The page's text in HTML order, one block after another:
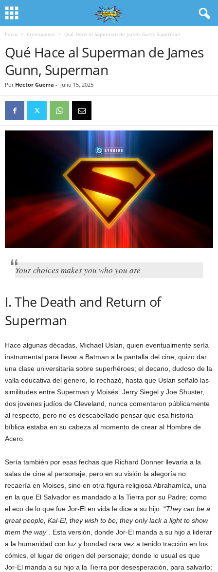
Inicio Croniqueros Qué Hace al Superman de James Gunn, Superman
Qué Hace al Superman de James
Gunn, Superman
Por Hector Guerra - julio 15, 2025
Your choices makes you who you are
I. The Death and Return of
Superman
Hace algunas décadas, Michael Uslan, quien eventualmente sería
instrumental para llevar a Batman a la pantalla del cine, quizo dar
una clase universitaria sobre superhéroes; el decano, dudoso de la
valla educativa del genero, lo rechazó, hasta que Uslan señaló las
similitudes entre Superman y Moisés. Jerry Siegel y Joe Shuster,
dos jovenes judíos de Cleveland, nunca comentaron públicamente
al respecto, pero no es descabellado pensar que esa historia
bíblica estaba en su cabeza al momento de crear al Hombre de
Acero.
Sería también por esas fechas que Richard Donner llevaría a la
salas de cine al personaje, pero en su visión la alegoría no
recaería en Moises, sino en otra figura religiosa Abrahamíca, una
en la que El Salvador es mandado a la Tierra por su Padre; como
el eco de lo que fue Jor-El en vida le dice a su hijo: “They can be a
great people, Kal-El, they wish to be; they only lack a light to show
them the way”. Esta versión, donde Jor-El manda a su hijo a liderar
a la humanidad con luz y bondad rara vez a tenido tracción en los
cómics, el lugar de origen del personaje; donde lo usual es que
Jor-El manda a su hijo a la Tierra por desesperación, para salvarlo;